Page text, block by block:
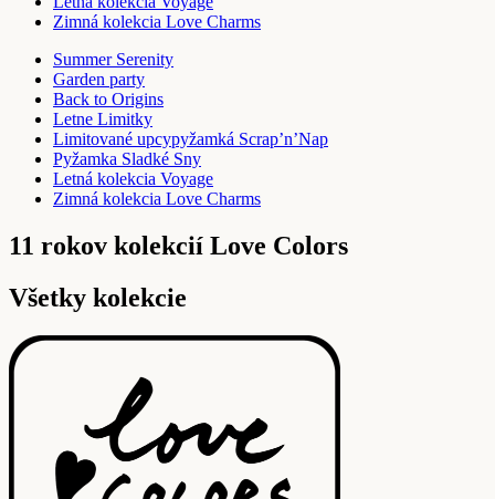
Zimná kolekcia Love Charms
Summer Serenity
Garden party
Back to Origins
Letne Limitky
Limitované upcypyžamká Scrap’n’Nap
Pyžamka Sladké Sny
Letná kolekcia Voyage
Zimná kolekcia Love Charms
11 rokov kolekcií Love Colors
Všetky kolekcie